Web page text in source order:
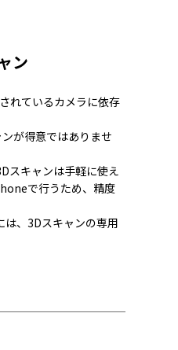
ン
れているカメラに依存
が得意ではありませ
スキャンは手軽に使え
で行うため、精度
は、3Dスキャンの専用